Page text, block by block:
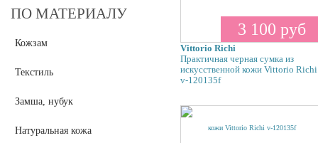
Borboletta
Capoverso
Cavalcanti
Collage
ПО МАТЕРИАЛУ
Кожзам
Текстиль
Замша, нубук
Натуральная кожа
3 100 руб
Vittorio Richi
Практичная черная сумка из
искусственной кожи Vittorio Richi
v-120135f